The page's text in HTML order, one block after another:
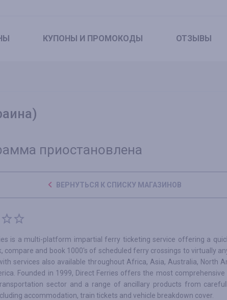
КУПОНЫ И ПРОМОКОДЫ ОТЗЫВЫ
приостановлена
ВЕРНУТЬСЯ К СПИСКУ МАГАЗИНОВ
is a multi-platform impartial ferry ticketing service offering a
compare and book 1000's of scheduled ferry crossings to virtually
services also available throughout Africa, Asia, Australia, North
Founded in 1999, Direct Ferries offers the most
sector and a range of ancillary products from
accommodation, train tickets and vehicle breakdown cover.